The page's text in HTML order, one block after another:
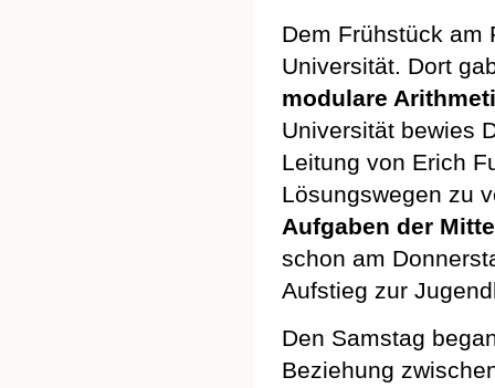
Dem Frühstück am
Universität. Dort
modulare
Universität bewies
Leitung von Erich
Lösungswegen zu
Aufgaben der
schon am
Aufstieg zur
Den Samstag
Beziehung